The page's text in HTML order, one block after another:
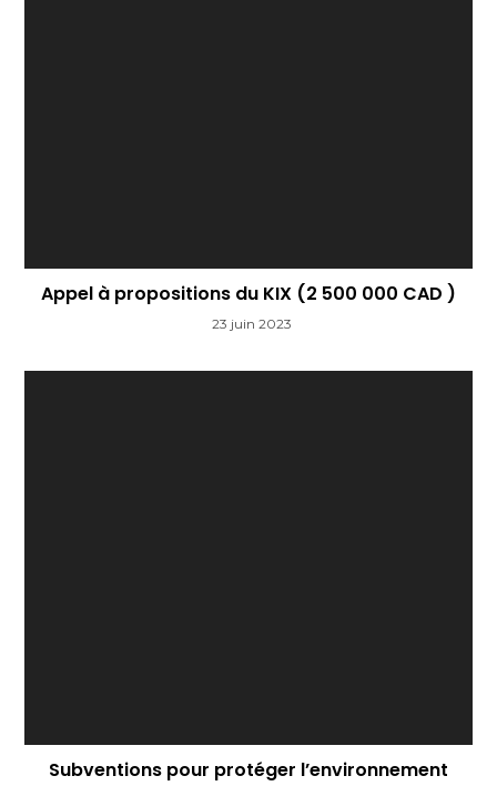
Appel à propositions du KIX (2 500 000 CAD )
23 juin 2023
Subventions pour protéger l’environnement